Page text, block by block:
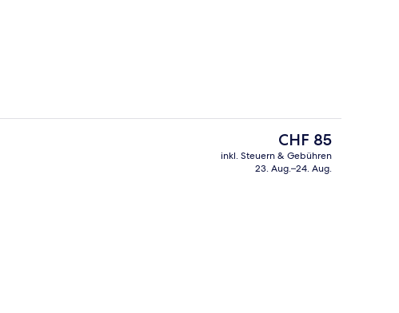
Der
aktuelle
Preis
CHF 85
inkl. Steuern & Gebühren
23. Aug.–24. Aug.